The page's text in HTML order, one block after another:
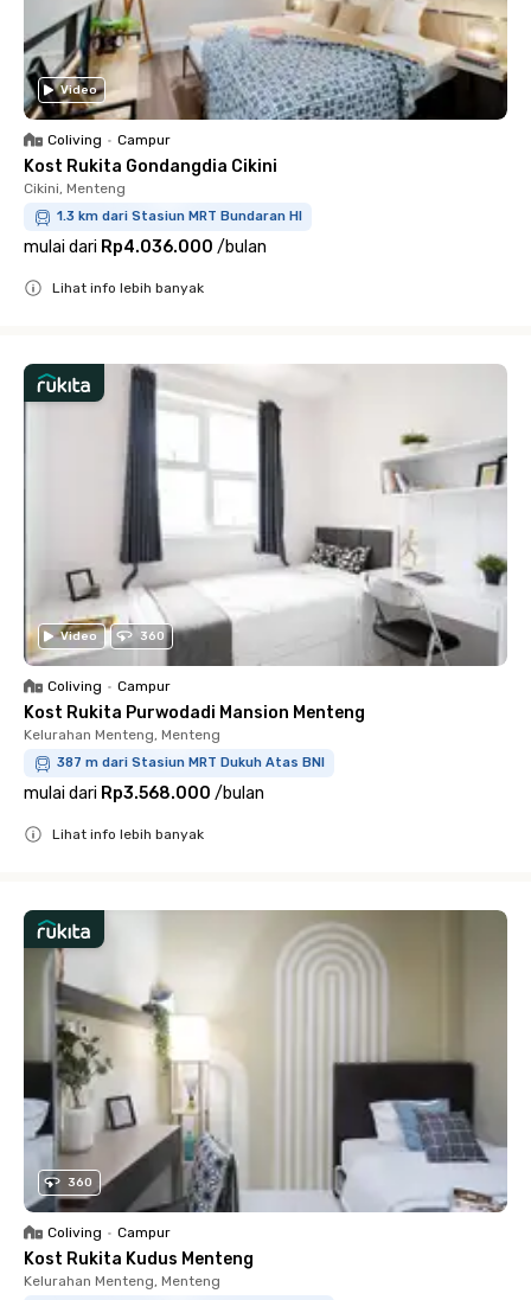
Video
Coliving • Campur
Kost Rukita Gondangdia Cikini
Cikini, Menteng
1.3 km dari Stasiun MRT Bundaran HI
mulai dari Rp4.036.000 /bulan
Lihat info lebih banyak
Video 360
Coliving • Campur
Kost Rukita Purwodadi Mansion Menteng
Kelurahan Menteng, Menteng
387 m dari Stasiun MRT Dukuh Atas BNI
mulai dari Rp3.568.000 /bulan
Lihat info lebih banyak
360
Coliving • Campur
Kost Rukita Kudus Menteng
Kelurahan Menteng, Menteng